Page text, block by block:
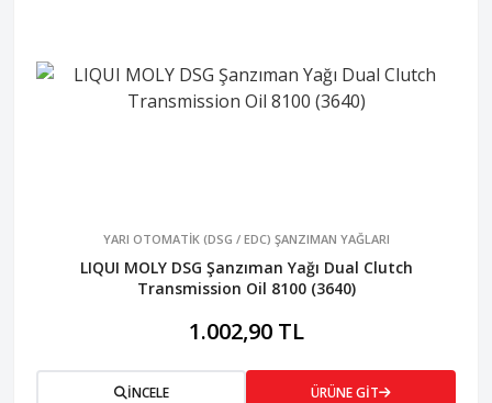
YARI OTOMATİK (DSG / EDC) ŞANZIMAN YAĞLARI
LIQUI MOLY DSG Şanzıman Yağı Dual Clutch
Transmission Oil 8100 (3640)
1.002,90 TL
İNCELE ÜRÜNE GİT